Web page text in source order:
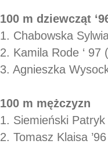
100 m dziewcząt
1. Chabowska
2. Kamila Rode ‘ 97
3. Agnieszka
100 m mężczyzn
1. Siemieński Patryk
2. Tomasz Klaisa